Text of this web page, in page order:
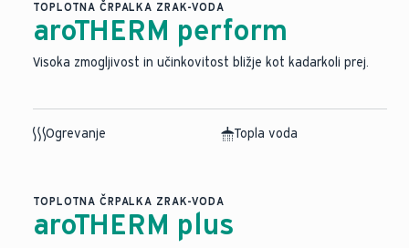
TOPLOTNA ČRPALKA ZRAK-VODA
aroTHERM perform
Visoka zmogljivost in učinkovitost bližje kot kadarkoli prej.
Ogrevanje Topla voda
TOPLOTNA ČRPALKA ZRAK-VODA
aroTHERM plus